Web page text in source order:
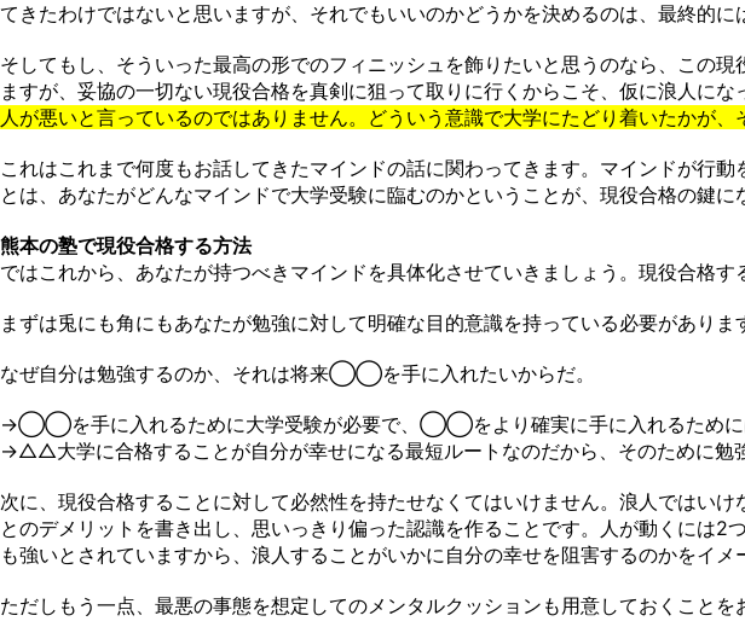
てきたわけではないと思いますが、それでもいいのかどうかを決めるのは、最終的に
そしてもし、そういった最高の形でのフィニッシュを飾りたいと思うのなら、この
ますが、妥協の一切ない現役合格を真剣に狙って取りに行くからこそ、仮に浪人に
人が悪いと言っているのではありません。どういう意識で大学にたどり着いたかが、
これはこれまで何度もお話してきたマインドの話に関わってきます。マインドが行
とは、あなたがどんなマインドで大学受験に臨むのかということが、現役合格の鍵に
熊本の塾で現役合格する方法
ではこれから、あなたが持つべきマインドを具体化させていきましょう。現役合格す
まずは兎にも角にもあなたが勉強に対して明確な目的意識を持っている必要がありま
なぜ自分は勉強するのか、それは将来◯◯を手に入れたいからだ。
→◯◯を手に入れるために大学受験が必要で、◯◯をより確実に手に入れるために
→△△大学に合格することが自分が幸せになる最短ルートなのだから、そのために勉
次に、現役合格することに対して必然性を持たせなくてはいけません。浪人ではい
とのデメリットを書き出し、思いっきり偏った認識を作ることです。人が動くには
も強いとされていますから、浪人することがいかに自分の幸せを阻害するのかをイメ
ただしもう一点、最悪の事態を想定してのメンタルクッションも用意しておくこと